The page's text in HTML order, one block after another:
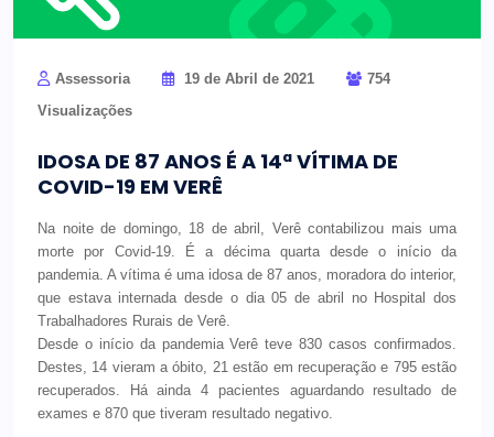
Assessoria 19 de Abril de 2021
754
Visualizações
IDOSA DE 87 ANOS É A 14ª VÍTIMA DE
COVID-19 EM VERÊ
Na noite de domingo, 18 de abril, Verê contabilizou mais uma
morte por Covid-19. É a décima quarta desde o início da
pandemia. A vítima é uma idosa de 87 anos, moradora do interior,
que estava internada desde o dia 05 de abril no Hospital dos
Trabalhadores Rurais de Verê.
Desde o início da pandemia Verê teve 830 casos confirmados.
Destes, 14 vieram a óbito, 21 estão em recuperação e 795 estão
recuperados. Há ainda 4 pacientes aguardando resultado de
exames e 870 que tiveram resultado negativo.